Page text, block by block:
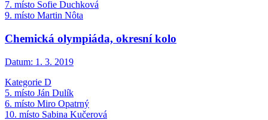
7. místo Sofie Duchková
9. místo Martin Nôta
Chemická olympiáda, okresní kolo
Datum: 1. 3. 2019
Kategorie D
5. místo Ján Dulík
6. místo Miro Opatrný
10. místo Sabina Kučerová